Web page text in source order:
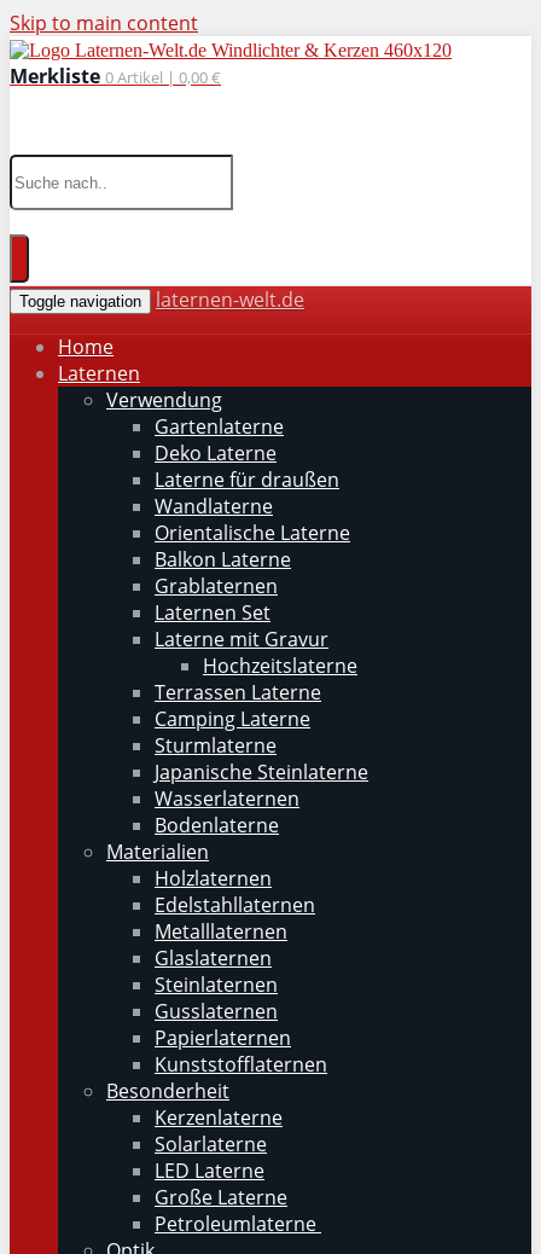
Skip to main content
Merkliste 0Artikel | 0,00 €
Toggle navigation
laternen-welt.de
Home
Laternen
Verwendung
Gartenlaterne
Deko Laterne
Laterne für draußen
Wandlaterne
Orientalische Laterne
Balkon Laterne
Grablaternen
Laternen Set
Laterne mit Gravur
Hochzeitslaterne
Terrassen Laterne
Camping Laterne
Sturmlaterne
Japanische Steinlaterne
Wasserlaternen
Bodenlaterne
Materialien
Holzlaternen
Edelstahllaternen
Metalllaternen
Glaslaternen
Steinlaternen
Gusslaternen
Papierlaternen
Kunststofflaternen
Besonderheit
Kerzenlaterne
Solarlaterne
LED Laterne
Große Laterne
Petroleumlaterne